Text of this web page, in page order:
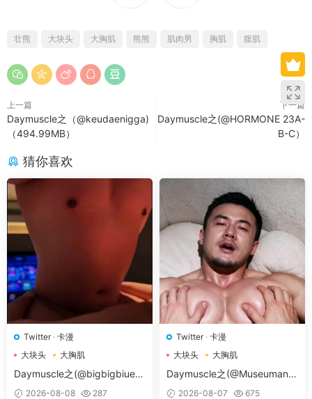
壮熊 大块头 大胸肌 熊熊 肌肉男 胸肌 腹肌
上一篇
Daymuscle之（@keudaenigga)
（494.99MB）
下一篇
Daymuscle之(@HORMONE 23A-
B-C）
猜你喜欢
Twitter· 卡漫
大块头
大胸肌
大胸肌肉男
Daymuscle之(@bigbigbiue-
@BBb）
2026-08-08 287
Twitter· 卡漫
大块头
大胸肌
大胸肌肉男
Daymuscle之(@Museumans-
@Museuman）
2026-08-07 675